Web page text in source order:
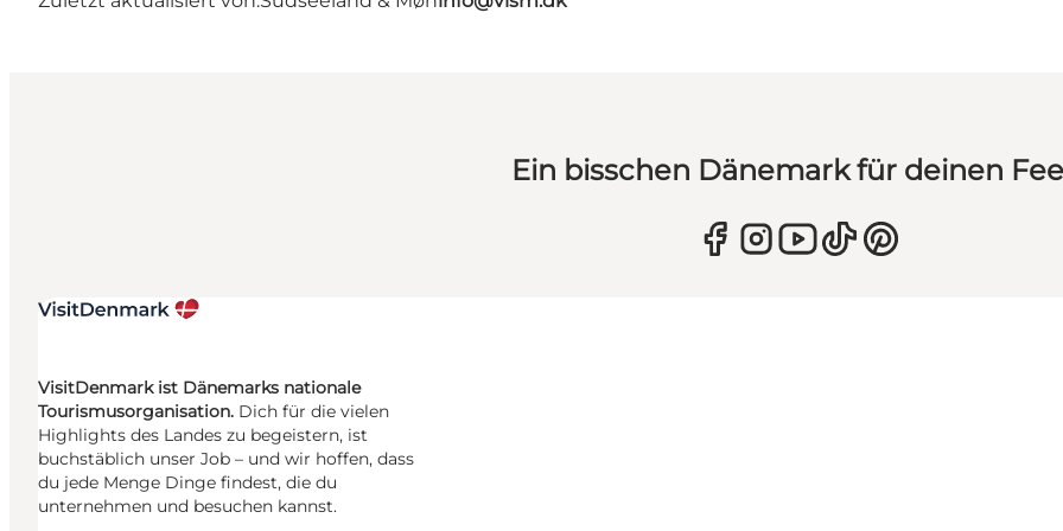
Ein bisschen Dänemark für deinen
VisitDenmark ist Dänemarks nationale
Tourismusorganisation. Dich für die vielen
Highlights des Landes zu begeistern, ist
buchstäblich unser Job – und wir hoffen, dass
du jede Menge Dinge findest, die du
unternehmen und besuchen kannst.